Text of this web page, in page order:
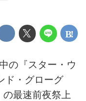
の『スター・ウ
ド・グローグ
最速前夜祭上